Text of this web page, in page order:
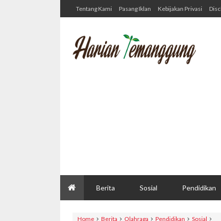
Tentang Kami Pasang Iklan Kebijakan Privasi
Berita Sosial Pendidikan
Home Berita Olahraga Pendidikan Sosial